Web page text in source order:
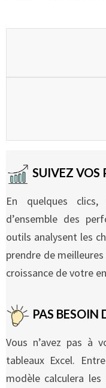
SUIVEZ VOS
En quelques
d’ensemble des
outils analysent les
prendre de
croissance de votre
PAS BESOIN
Vous n’avez pas à
tableaux Excel.
modèle calculera